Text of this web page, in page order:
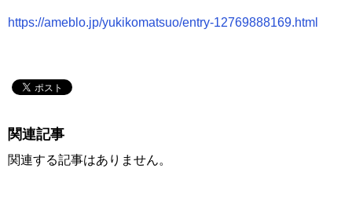
https://ameblo.jp/yukikomatsuo/entry-12769888169.html
関連記事
関連する記事はありません。